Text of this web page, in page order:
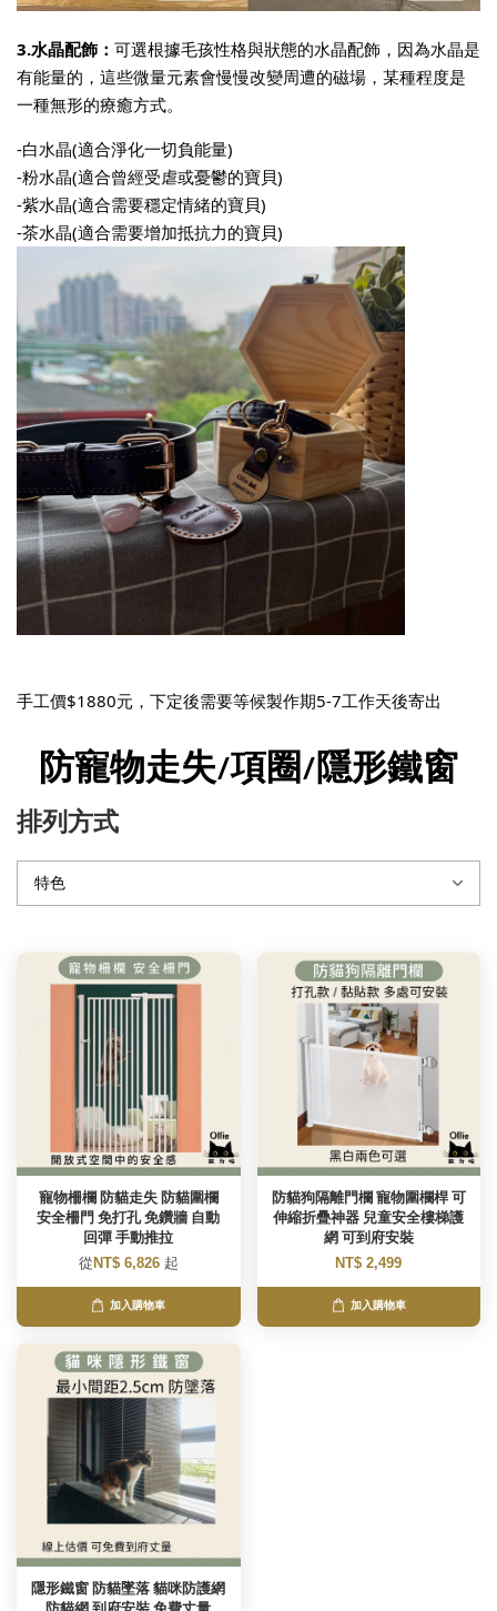
3.水晶配飾： 可選根據毛孩性格與狀態的水晶配飾，因為水晶是
有能量的，這些微量元素會慢慢改變周遭的磁場，某種程度是
一種無形的療癒方式。
-白水晶(適合淨化一切負能量)
-粉水晶(適合曾經受虐或憂鬱的寶貝)
-紫水晶(適合需要穩定情緒的寶貝)
-茶水晶(適合需要增加抵抗力的寶貝)
手工價$1880元，下定後需要等候製作期5-7工作天後寄出
防寵物走失/項圈/隱形鐵窗
排列方式
寵物柵欄 防貓走失 防貓圍欄
安全柵門 免打孔 免鑽牆 自動
回彈 手動推拉
從NT$ 6,826 起
加入購物車
防貓狗隔離門欄 寵物圍欄桿 可
伸縮折疊神器 兒童安全樓梯護
網 可到府安裝
NT$ 2,499
加入購物車
隱形鐵窗 防貓墜落 貓咪防護網